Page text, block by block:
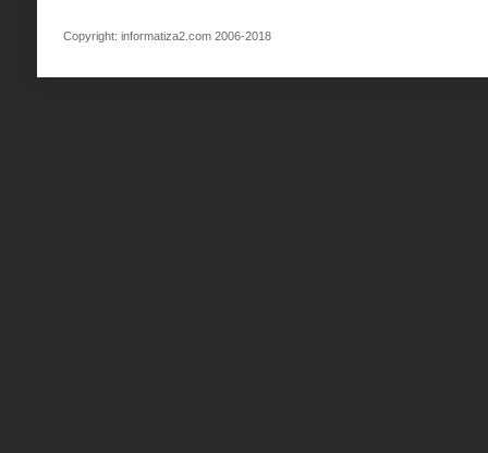
Copyright: informatiza2.com 2006-2018